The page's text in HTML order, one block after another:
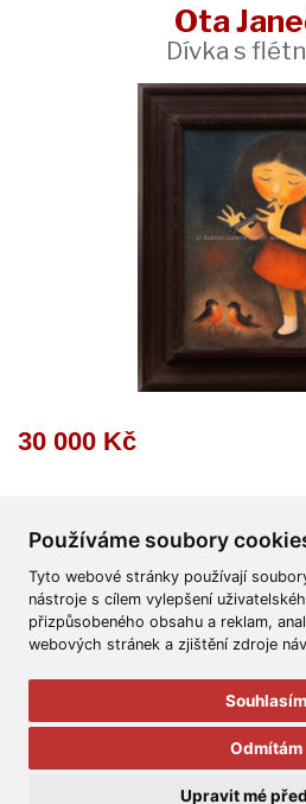
Používáme soubory
Tyto webové stránky používají
nástroje s cílem vylepšení
přizpůsobeného obsahu a reklam,
webových stránek a zjištění zdroje
Souhlasím
Odmítám
Upravit mé
Ota
Dívka s
30 000 Kč
Všeobecné obchodní podmínky
Všechna práva